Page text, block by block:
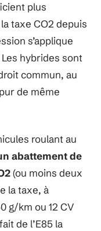
plus
taxe CO2 depuis
s’applique
hybrides sont
commun, au
de même
roulant au
abattement de
(ou moins deux
la taxe, à
g/km ou 12 CV
de l’E85 la